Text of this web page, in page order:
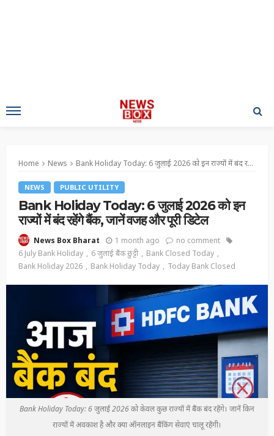
Home News Bank Holiday Today: 6 जुलाई 2026 को इन राज्यों में बंद रहेंगे बैंक, जानें वजह और पूरी डिटेल
NEWS PUBLIC UTILITY
Bank Holiday Today: 6 जुलाई 2026 को इन
राज्यों में बंद रहेंगे बैंक, जानें वजह और पूरी डिटेल
News Box Bharat 1 month ago
no comment
6 July Bank Holiday
6 जुलाई बैंक छुट्टी
Bank Closed Today
Bank Holiday 2026
Bank Holiday Today Today Bank Closed
Bank Holiday Today: 6 जुलाई 2026 को केवल कुछ राज्यों में बैंक बंद रहेंगे। जानें किन
राज्यों में अवकाश है और क्या ऑनलाइन बैंकिंग सेवाएं चालू रहेंगी।